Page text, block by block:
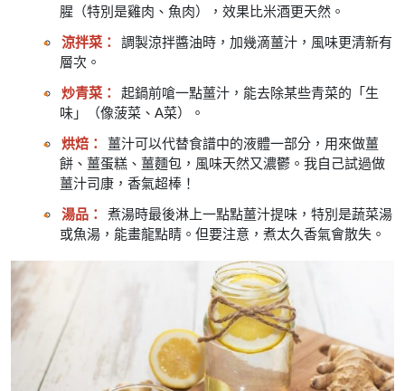
腥（特別是雞肉、魚肉），效果比米酒更天然。
涼拌菜：
調製涼拌醬油時，加幾滴薑汁，風味更清新有
層次。
炒青菜：
起鍋前嗆一點薑汁，能去除某些青菜的「生
味」（像菠菜、A菜）。
烘焙：
薑汁可以代替食譜中的液體一部分，用來做薑
餅、薑蛋糕、薑麵包，風味天然又濃鬱。我自己試過做
薑汁司康，香氣超棒！
湯品：
煮湯時最後淋上一點點薑汁提味，特別是蔬菜湯
或魚湯，能畫龍點睛。但要注意，煮太久香氣會散失。